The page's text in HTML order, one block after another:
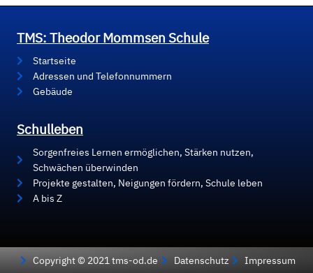
TMS: Theodor Mommsen Schule
Startseite
Adressen und Telefonnummern
Gebäude
Schulleben
Sorgenfreies Lernen ermöglichen, Stärken nutzen,
Schwächen überwinden
Projekte gestalten, Neigungen fördern, Schule leben
A bis Z
Copyright © 2021 tms-od.de Datenschutz Impressum